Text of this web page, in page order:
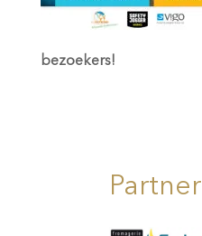
bezoekers!
Partner